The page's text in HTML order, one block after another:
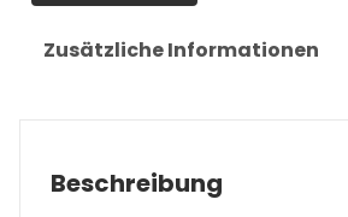
Zusätzliche Informationen
Beschreibung